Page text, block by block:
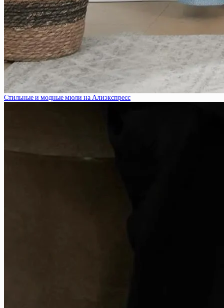
Стильные и модные мюли на Алиэкспресс